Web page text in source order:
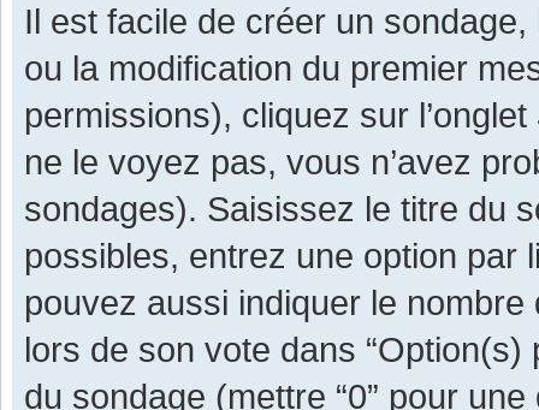
Il est facile de créer un
ou la modification du premier
permissions), cliquez sur l’onglet
ne le voyez pas, vous n’avez
sondages). Saisissez le titre du
possibles, entrez une option par
pouvez aussi indiquer le
lors de son vote dans “Option(s)
du sondage (mettre “0” pour